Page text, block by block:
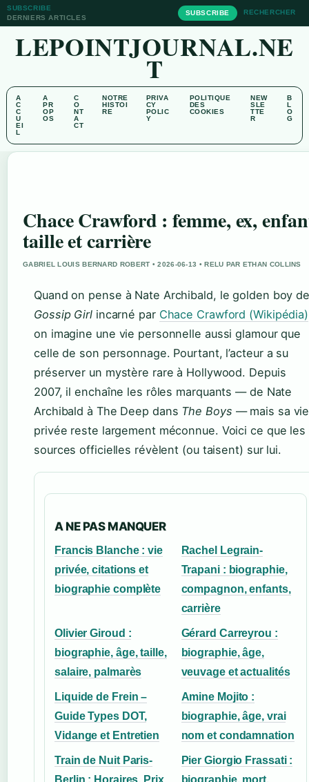
SUBSCRIBE
DERNIERS ARTICLES
SUBSCRIBE RECHERCHER
LEPOINTJOURNAL.NE
T
A
C
C
U
EI
L
A
PR
OP
OS
C
O
NT
A
CT
NOTRE
HISTOI
RE
PRIVA
CY
POLIC
Y
POLITIQUE
DES
COOKIES
NEW
SLE
TTE
R
B
L
O
G
Chace Crawford : femme, ex,
taille et carrière
GABRIEL LOUIS BERNARD ROBERT • 2026-06-13 • RELU PAR ETHAN COLLINS
Quand on pense à Nate Archibald, le golden boy
Gossip Girlincarné par Chace Crawford (Wikipédia)
on imagine une vie personnelle aussi glamour que
celle de son personnage. Pourtant, l’acteur a su
préserver un mystère rare à Hollywood. Depuis
2007, il enchaîne les rôles marquants — de Nate
Archibald à The Deep dans The Boys — mais sa vie
privée reste largement méconnue. Voici ce que les
sources officielles révèlent (ou taisent) sur lui.
A NE PAS MANQUER
Francis Blanche : vie
privée, citations et
biographie complète
Rachel Legrain-
Trapani : biographie,
compagnon, enfants,
carrière
Olivier Giroud :
biographie, âge, taille,
salaire, palmarès
Gérard Carreyrou :
biographie, âge,
veuvage et actualités
Liquide de Frein –
Guide Types DOT,
Vidange et Entretien
Amine Mojito :
biographie, âge, vrai
nom et condamnation
Train de Nuit Paris-
Berlin : Horaires, Prix
Pier Giorgio Frassati :
biographie, mort,